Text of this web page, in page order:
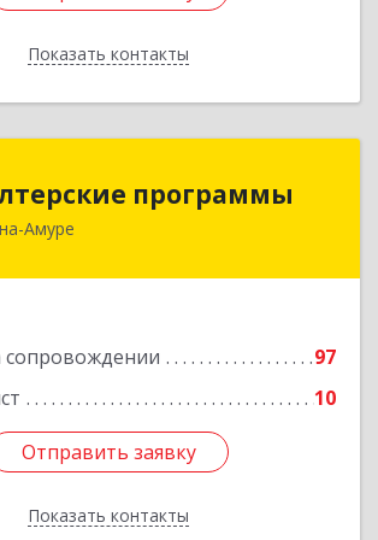
Показать контакты
Назад
программы
Амуре
сопровождении
97
10
Отправить заявку
Показать контакты
край, Комсомольск-на-
Отправить заявку
Назад